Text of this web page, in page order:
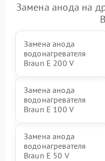
Замена анода на
Замена анода
водонагревателя
Braun E 200 V
Замена анода
водонагревателя
Braun E 100 V
Замена анода
водонагревателя
Braun E 50 V